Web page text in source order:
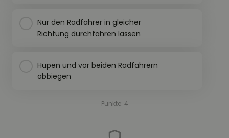
Nur den Radfahrer in gleicher
Richtung durchfahren lassen
Hupen und vor beiden Radfahrern
abbiegen
Punkte: 4